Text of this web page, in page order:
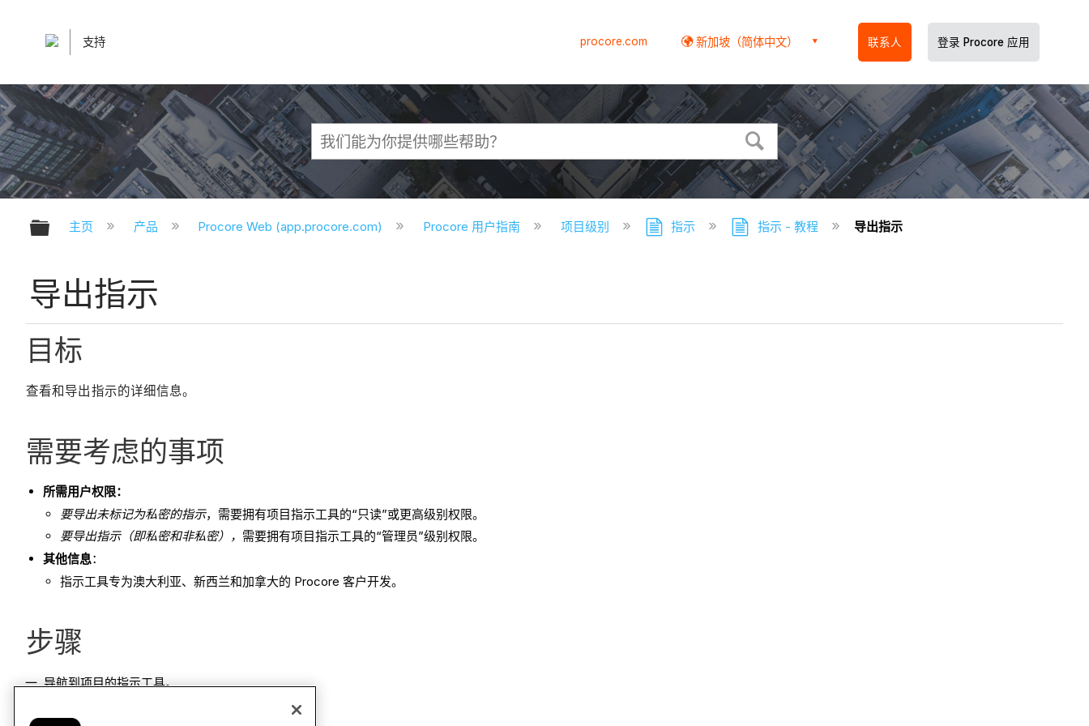
支持 procore.com 新加坡（简体中文） 联系人 登录 Procore 应用
扩展/隐缩全局层次
主页 产品 Procore Web (app.procore.com) Procore 用户指南 项目级别 指示 指示 - 教程 导出指示
导出指示
目标
查看和导出指示的详细信息。
需要考虑的事项
所需用户权限：
要导出未标记为私密的指示，需要拥有项目指示工具的“只读”或更高级别权限。
要导出指示（即私密和非私密）， 需要拥有项目指示工具的“管理员”级别权限。
其他信息：
指示工具专为澳大利亚、新西兰和加拿大的 Procore 客户开发。
步骤
导航到项目的指示工具。